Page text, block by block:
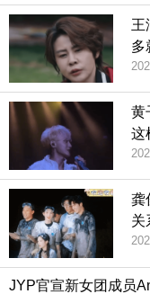
王
多
黄
这
龚
关
JYP官宣新女团成员